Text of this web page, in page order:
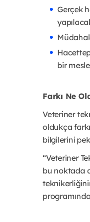
Gerçek
bir
Farkı Ne
Veteriner
oldukça
bilgilerini
“Veteriner
bu noktada